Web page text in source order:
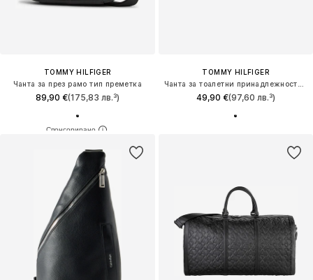
TOMMY HILFIGER
Чанта за през рамо тип преметка
89,90 €(175,83 лв.³)
TOMMY HILFIGER
49,90 €(97,60 лв.³)